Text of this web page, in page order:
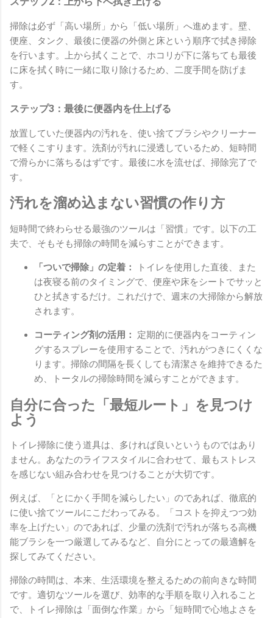
掃除は必ず「高い場所」から「低い場所」へ進めます。壁、
便座、タンク、最後に便器の外側と床という順序で拭き掃除
を行います。上から拭くことで、ホコリが下に落ちても最後
に床を拭く時に一緒に取り除けるため、二度手間を防げま
す。
ステップ3：最後に便器内を仕上げる
放置していた便器内の汚れを、使い捨てブラシやクリーナー
で軽くこすります。洗剤が汚れに浸透しているため、短時間
で滑らかに落ちるはずです。最後に水を流せば、掃除完了で
す。
汚れを溜め込まない習慣の作り方
短時間で終わらせる最強のツールは「習慣」です。以下の工
夫で、そもそも掃除の時間を減らすことができます。
「ついで掃除」の定着：
トイレを使用した直後、また
は夜寝る前のタイミングで、便座や床をシートでサッと
ひと拭きするだけ。これだけで、週末の大掃除から解放
されます。
コーティング剤の活用：
定期的に便器内をコーティン
グするスプレーを使用することで、汚れがつきにくくな
ります。掃除の間隔を長くしても清潔さを維持できるた
め、トータルの掃除時間を減らすことができます。
自分に合った「最短ルート」を見つけ
よう
トイレ掃除に使う道具は、多ければ良いというものではあり
ません。あなたのライフスタイルに合わせて、最もストレス
を感じない組み合わせを見つけることが大切です。
例えば、「とにかく手間を減らしたい」のであれば、徹底的
に使い捨てツールにこだわってみる。「コストを抑えつつ効
率を上げたい」のであれば、少量の洗剤で汚れが落ちる高機
能ブラシを一つ厳選してみるなど、自分にとっての最適解を
探してみてください。
掃除の時間は、本来、生活環境を整えるための前向きな時間
です。適切なツールを選び、効率的な手順を取り入れること
で、トイレ掃除は「面倒な作業」から「短時間で心地よさを